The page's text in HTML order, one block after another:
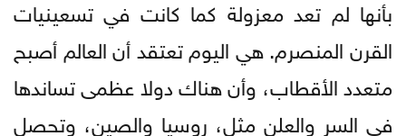
بأنها لم تعد معزولة كما كانت في تسعينيات
القرن المنصرم. هي اليوم تعتقد أن العالم أصبح
متعدد الأقطاب، وأن هناك دولا عظمى تساندها
في السر والعلن مثل، روسيا والصين، وتحصل